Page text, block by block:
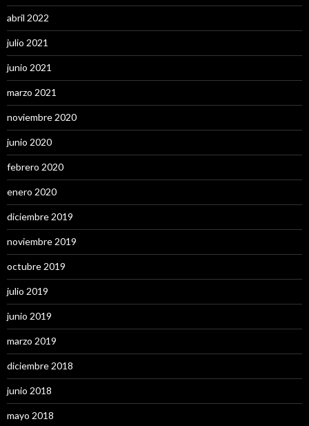
abril 2022
julio 2021
junio 2021
marzo 2021
noviembre 2020
junio 2020
febrero 2020
enero 2020
diciembre 2019
noviembre 2019
octubre 2019
julio 2019
junio 2019
marzo 2019
diciembre 2018
junio 2018
mayo 2018